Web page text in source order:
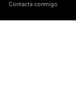
Contacta conmigo